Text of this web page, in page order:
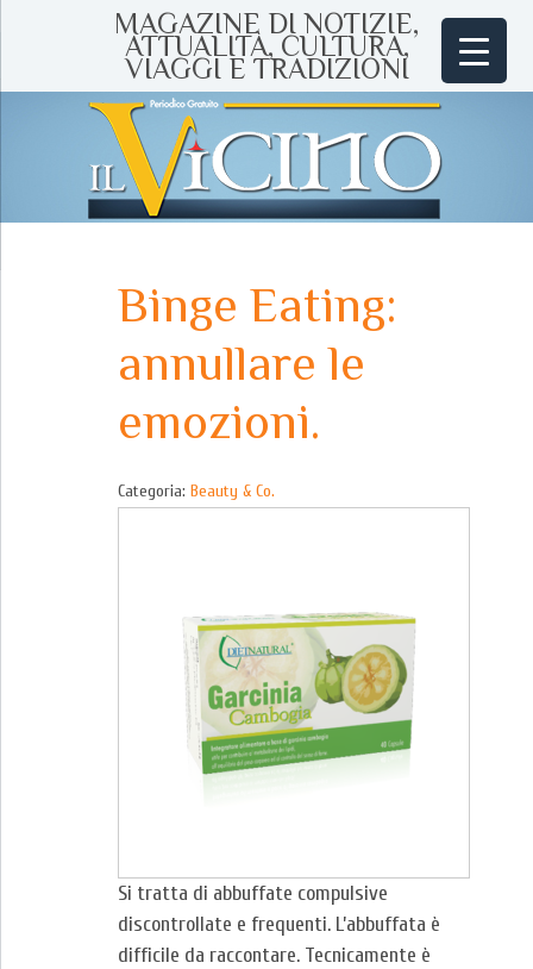
MAGAZINE DI NOTIZIE,
ATTUALITÀ, CULTURA,
VIAGGI E TRADIZIONI
Binge Eating:
annullare le
emozioni.
Categoria: Beauty & Co.
Si tratta di abbuffate compulsive
discontrollate e frequenti. L’abbuffata è
difficile da raccontare. Tecnicamente è